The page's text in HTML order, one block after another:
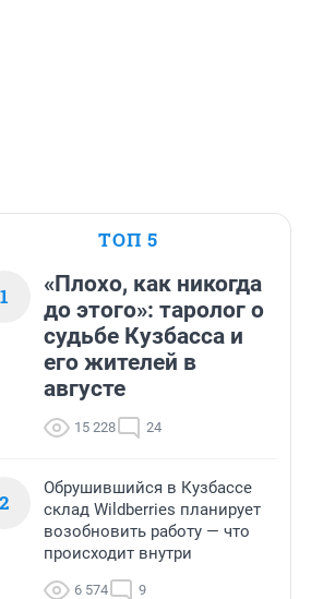
ТОП 5
1
«Плохо, как никогда
до этого»: таролог о
судьбе Кузбасса и
его жителей в
августе
15 228 24
2
Обрушившийся в Кузбассе
склад Wildberries планирует
возобновить работу — что
происходит внутри
6 574 9